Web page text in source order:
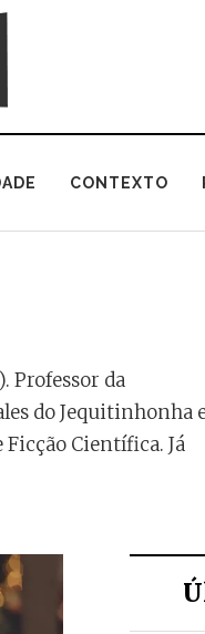
CONTEXTO
Professor da
do Jequitinhonha
Científica. Já